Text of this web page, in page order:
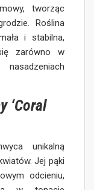
tworząc
Roślina
i stabilna,
zarówno w
‘Coral
unikalną
Jej pąki
odcieniu,